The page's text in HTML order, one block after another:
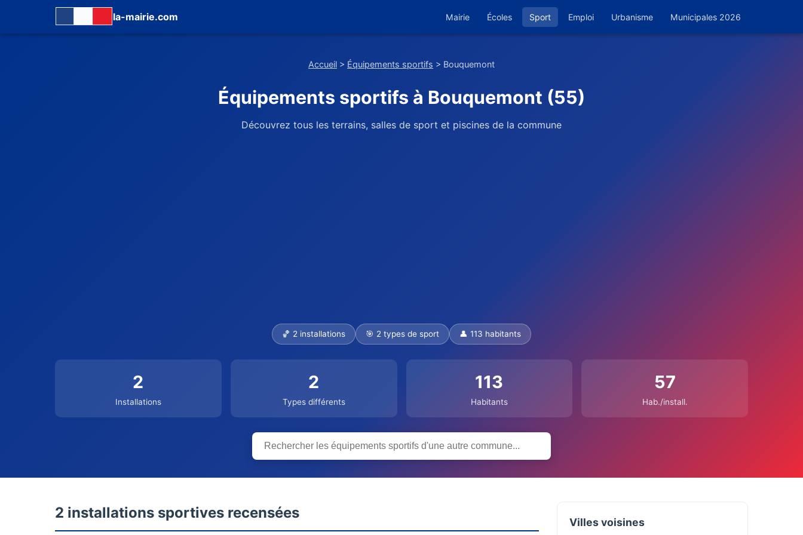
la-mairie.com Mairie Écoles Sport Emploi Urbanisme Municipales 2026
Accueil > Équipements sportifs > Bouquemont
Équipements sportifs à Bouquemont (55)
Découvrez tous les terrains, salles de sport et piscines de la commune
🏀 2 installations 🎯 2 types de sport 👤 113 habitants
2
Installations
2
Types différents
113
Habitants
57
Hab./install.
2 installations sportives recensées
Villes voisines